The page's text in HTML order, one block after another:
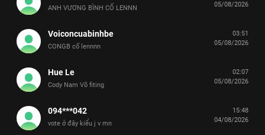
ANH VƯƠNG BÌNH CỐ LENNN 05/08/2026
Voiconcuabinhbe
CONGB cố lennnn
03:51
05/08/2026
Hue Le
Cody Nam Võ fiting
02:07
05/08/2026
094***042
vote ở đây kiểu j v mn
15:48
04/08/2026